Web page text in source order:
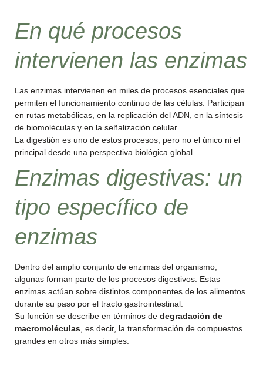
En qué procesos
intervienen las enzimas
Las enzimas intervienen en miles de procesos esenciales que
permiten el funcionamiento continuo de las células. Participan
en rutas metabólicas, en la replicación del ADN, en la síntesis
de biomoléculas y en la señalización celular.
La digestión es uno de estos procesos, pero no el único ni el
principal desde una perspectiva biológica global.
Enzimas digestivas: un
tipo específico de
enzimas
Dentro del amplio conjunto de enzimas del organismo,
algunas forman parte de los procesos digestivos. Estas
enzimas actúan sobre distintos componentes de los alimentos
durante su paso por el tracto gastrointestinal.
Su función se describe en términos de degradación de
macromoléculas , es decir, la transformación de compuestos
grandes en otros más simples.